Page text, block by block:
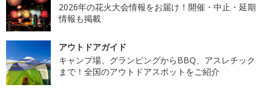
2026年の花火大会情報をお届け！開催・中止・延期
情報も掲載
アウトドアガイド
キャンプ場、グランピングからBBQ、アスレチック
まで！全国のアウトドアスポットをご紹介